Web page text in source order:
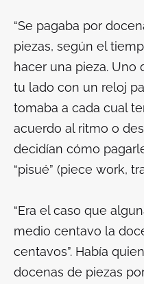
“Se pagaba por
piezas, según el
hacer una pieza. Uno
tu lado con un reloj
tomaba a cada cual
acuerdo al ritmo o
decidían cómo
“pisué” (piece work,
“Era el caso que
medio centavo la
centavos”. Había
docenas de piezas